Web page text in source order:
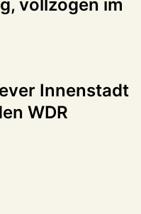
vollzogen im
Innenstadt
WDR